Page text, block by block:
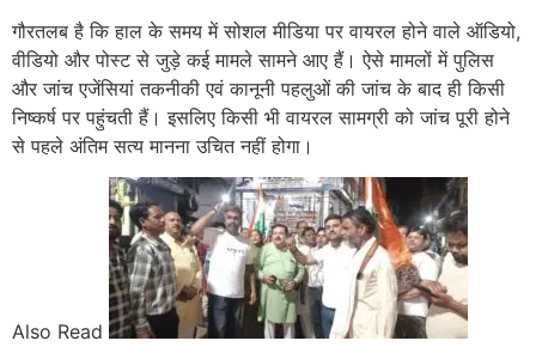
गौरतलब है कि हाल के समय में सोशल मीडिया पर वायरल होने वाले ऑडियो,
वीडियो और पोस्ट से जुड़े कई मामले सामने आए हैं। ऐसे मामलों में पुलिस
और जांच एजेंसियां तकनीकी एवं कानूनी पहलुओं की जांच के बाद ही किसी
निष्कर्ष पर पहुंचती हैं। इसलिए किसी भी वायरल सामग्री को जांच पूरी होने
से पहले अंतिम सत्य मानना उचित नहीं होगा।
Also Read